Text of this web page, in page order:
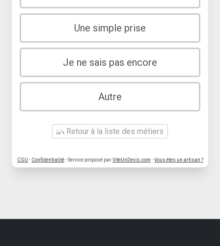
Une simple prise
Je ne sais pas encore
Autre
Retour à la liste des métiers
CGU - Confidentialité- Service proposé parViteUnDevis.com -Vous êtes un artisan ?